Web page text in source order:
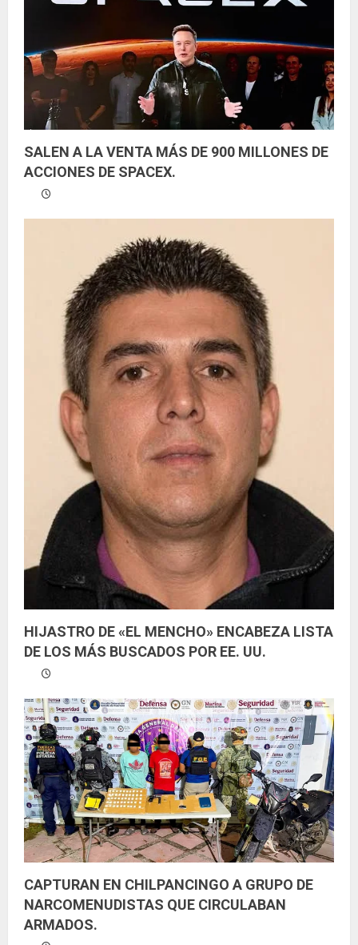
d
o
SALEN A LA VENTA MÁS DE 900 MILLONES DE
ACCIONES DE SPACEX.
HIJASTRO DE «EL MENCHO» ENCABEZA LISTA
DE LOS MÁS BUSCADOS POR EE. UU.
CAPTURAN EN CHILPANCINGO A GRUPO DE
NARCOMENUDISTAS QUE CIRCULABAN
ARMADOS.